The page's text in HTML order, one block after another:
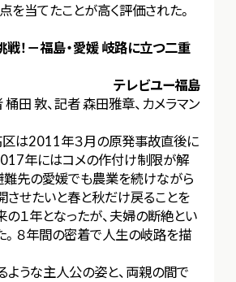
を当てたことが高く評価された。
！－福島・愛媛 岐路に立つ二重
テレビユー福島
田 敦、記者 森田雅章、カメラマン
は2011年３月の原発事故直後に
年にはコメの作付け制限が解
難先の愛媛でも農業を続けながら
させたいと春と秋だけ戻ることを
１年となったが、夫婦の断絶とい
。８年間の密着で人生の岐路を描
うな主人公の姿と、両親の間で